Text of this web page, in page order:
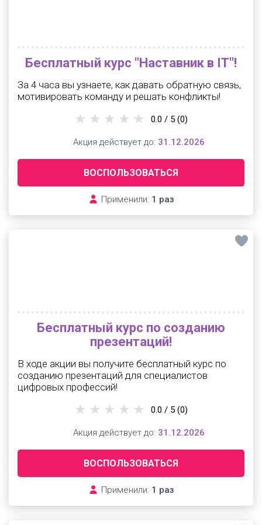
Бесплатный курс "Наставник в IT"!
За 4 часа вы узнаете, как давать обратную связь,
мотивировать команду и решать конфликты!
ВОСПОЛЬЗОВАТЬСЯ
Применили: 1 раз
0.0 / 5 (0)
Акция действует до: 31.12.2026
Бесплатный курс по созданию
презентаций!
В ходе акции вы получите бесплатный курс по
созданию презентаций для специалистов
цифровых профессий!
ВОСПОЛЬЗОВАТЬСЯ
Применили: 1 раз
0.0 / 5 (0)
Акция действует до: 31.12.2026